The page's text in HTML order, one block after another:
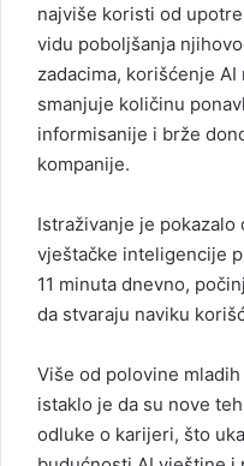
najviše koristi od
vidu poboljšanja
zadacima, korišćenje
smanjuje količinu
informisanije i brže
kompanije.
Istraživanje je pokazalo
vještačke inteligencije
11 minuta dnevno,
da stvaraju naviku
Više od polovine
istaklo je da su nove
odluke o karijeri, što